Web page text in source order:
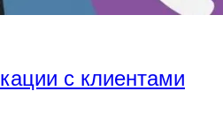
с клиентами